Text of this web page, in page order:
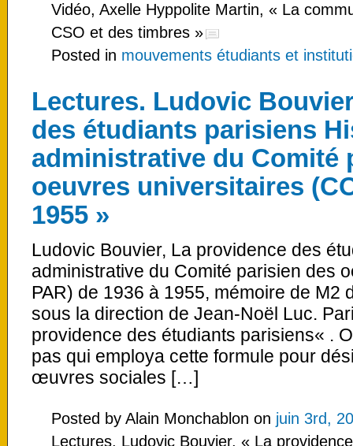
Vidéo, Axelle Hyppolite Martin, « La
CSO et des timbres »
Posted in mouvements étudiants et
Lectures. Ludovic
des étudiants parisiens
administrative du Comité
oeuvres universitaires
1955 »
Ludovic Bouvier, La providence des
administrative du Comité parisien des
PAR) de 1936 à 1955, mémoire de M2
sous la direction de Jean-Noël Luc.
providence des étudiants parisiens« .
pas qui employa cette formule pour
œuvres sociales […]
Posted by Alain Monchablon on juin 3rd,
Lectures. Ludovic Bouvier, « La